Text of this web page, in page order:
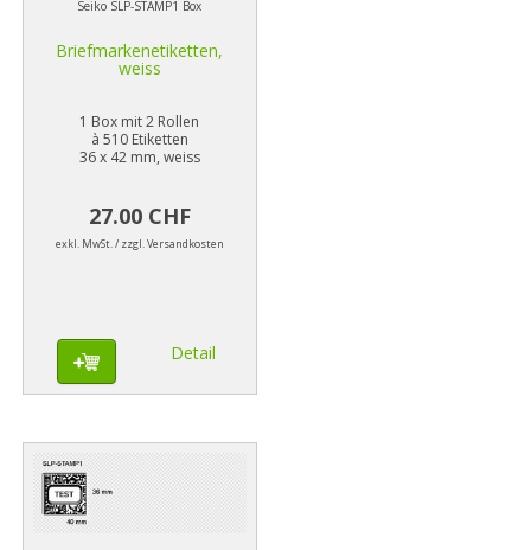
Seiko SLP-STAMP1 Box
Briefmarkenetiketten,
weiss
1 Box mit 2 Rollen
à 510 Etiketten
36 x 42 mm, weiss
27.00 CHF
exkl. MwSt. / zzgl. Versandkosten
Detail